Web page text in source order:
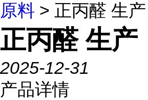
原料 > 正丙醛 生产
正丙醛 生产
2025-12-31
产品详情